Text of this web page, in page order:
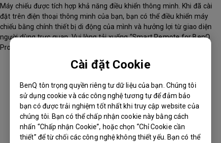
Cài đặt Cookie
BenQ tôn trọng quyền riêng tư dữ liệu của bạn. Chúng tôi
sử dụng cookie và các công nghệ tương tự để đảm bảo
bạn có được trải nghiệm tốt nhất khi truy cập website của
chúng tôi. Bạn có thể chấp nhận cookie này bằng cách
nhấn “Chấp nhận Cookie”, hoặc chọn “Chỉ Cookie cần
thiết” để từ chối các công nghệ không thiết yếu. Bạn có thể
Máy chiếu được tích hợp khả năng điều khiển thông minh. Khi đã cài
đặt trên điện thoại thông minh của bạn, bạn có thể điều khiển máy
chiếu bằng chính thiết bị di động của mình và hưởng lợi từ giao diện
người dùng trực quan. Vui lòng tải xuống “Smart Remote for BenQ
Projector” từ App Store hoặc Google Play.
Thông tin này có hữu ích không?
Có Không